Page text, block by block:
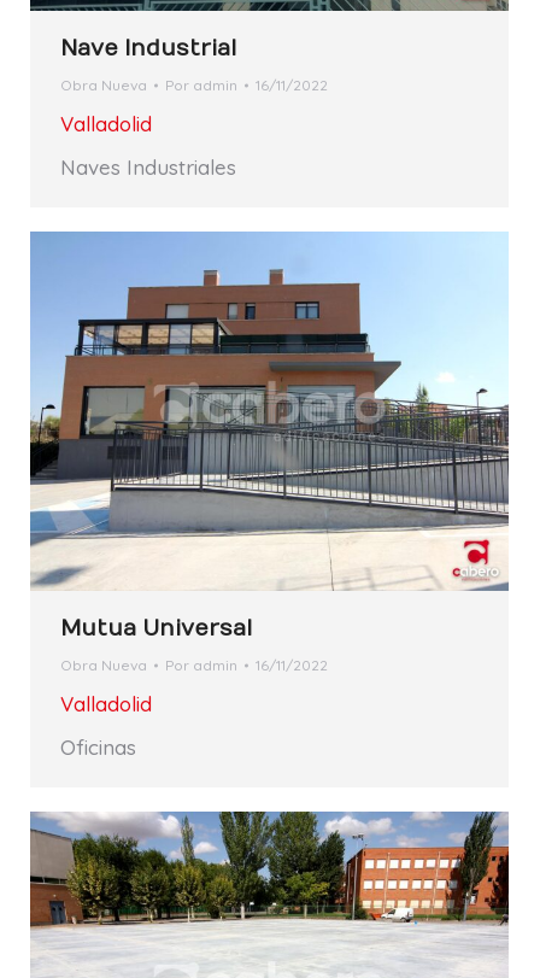
Nave Industrial
Obra Nueva Por admin 16/11/2022
Valladolid
Naves Industriales
Mutua Universal
Obra Nueva Por admin 16/11/2022
Valladolid
Oficinas